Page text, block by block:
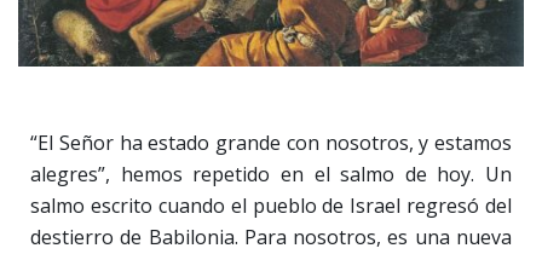
“El Señor ha estado grande con nosotros, y estamos
alegres”, hemos repetido en el salmo de hoy. Un
salmo escrito cuando el pueblo de Israel regresó del
destierro de Babilonia. Para nosotros, es una nueva